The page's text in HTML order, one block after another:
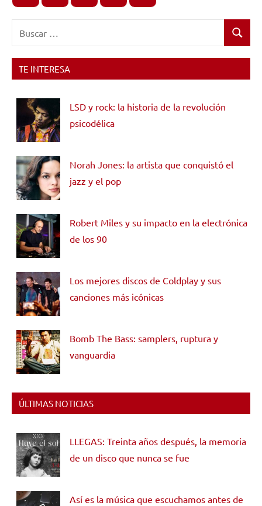
Buscar
TE INTERESA
LSD y rock: la historia de la revolución
psicodélica
Norah Jones: la artista que conquistó el
jazz y el pop
Robert Miles y su impacto en la electrónica
de los 90
Los mejores discos de Coldplay y sus
canciones más icónicas
Bomb The Bass: samplers, ruptura y
vanguardia
ÚLTIMAS NOTICIAS
LLEGAS: Treinta años después, la memoria
de un disco que nunca se fue
Así es la música que escuchamos antes de